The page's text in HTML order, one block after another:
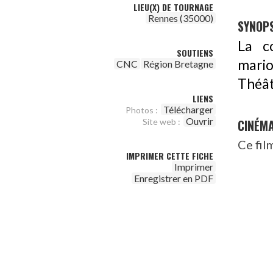
LIEU(X) DE TOURNAGE
Rennes (35000)
SOUTIENS
CNC Région Bretagne
LIENS
Photos : Télécharger
Site web : Ouvrir
IMPRIMER CETTE FICHE
Imprimer
Enregistrer en PDF
La
Ce